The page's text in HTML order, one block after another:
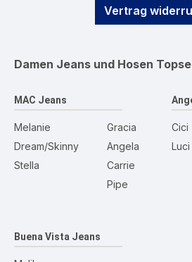
Vertrag
Damen Jeans und Hosen
MAC Jeans
Melanie
Dream/Skinny
Stella
Gracia
Angela
Carrie
Pipe
Cici
Luci
Buena Vista Jeans